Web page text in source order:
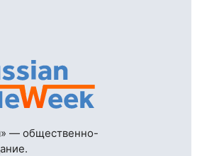
— общественно-